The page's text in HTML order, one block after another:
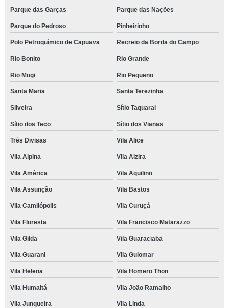
Parque das Garças Parque das Nações
Parque do Pedroso Pinheirinho
Polo Petroquímico de Capuava Recreio da Borda do Campo
Rio Bonito Rio Grande
Rio Mogi Rio Pequeno
Santa Maria Santa Terezinha
Silveira Sítio Taquaral
Sítio dos Teco Sítio dos Vianas
Três Divisas Vila Alice
Vila Alpina Vila Alzira
Vila América Vila Aquilino
Vila Assunção Vila Bastos
Vila Camilópolis Vila Curuçá
Vila Floresta Vila Francisco Matarazzo
Vila Gilda Vila Guaraciaba
Vila Guarani Vila Guiomar
Vila Helena Vila Homero Thon
Vila Humaitá Vila João Ramalho
Vila Junqueira Vila Linda